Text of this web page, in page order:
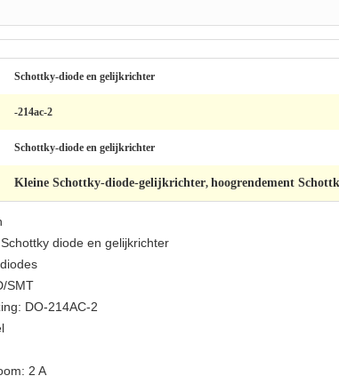
Schottky-diode en gelijkrichter
-214ac-2
Schottky-diode en gelijkrichter
Kleine Schottky-diode-gelijkrichter, hoogrendement
diode en gelijkrichter
SMT
DO-214AC-2
2 A